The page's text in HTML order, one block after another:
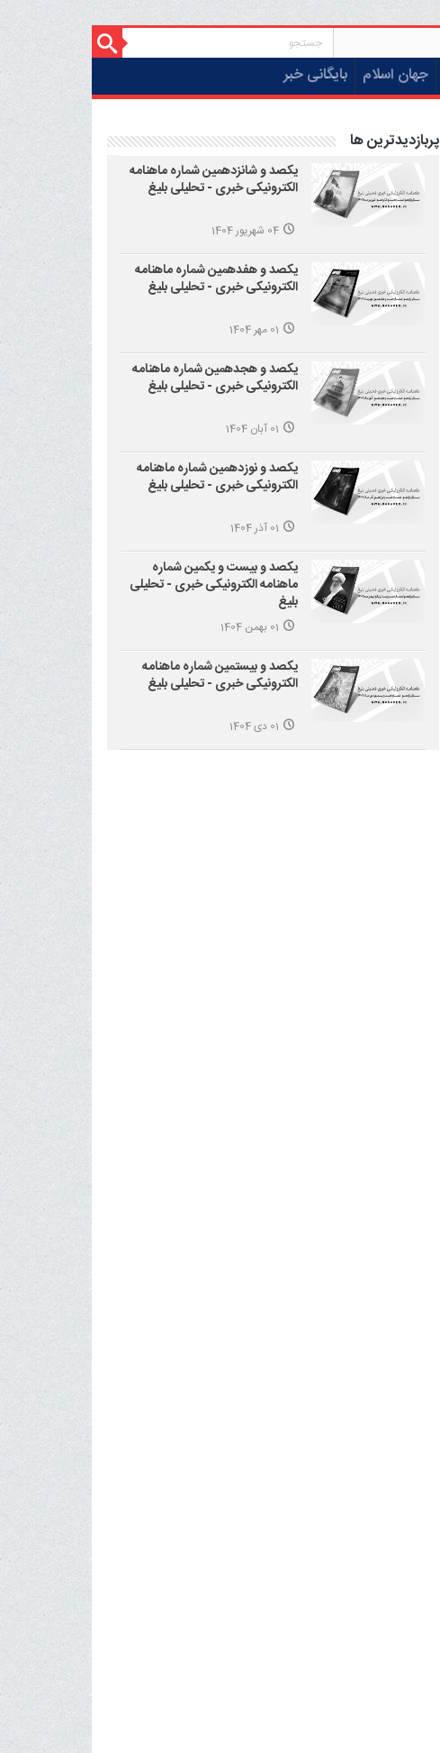
جهان اسلام بایگانی خبر
پربازدیدترین ها
یکصد و شانزدهمین شماره ماهنامه
الکترونیکی خبری - تحلیلی بلیغ
04 شهریور 1404
یکصد و هفدهمین شماره ماهنامه
الکترونیکی خبری - تحلیلی بلیغ
01 مهر 1404
یکصد و هجدهمین شماره ماهنامه
الکترونیکی خبری - تحلیلی بلیغ
01 آبان 1404
یکصد و نوزدهمین شماره ماهنامه
الکترونیکی خبری - تحلیلی بلیغ
01 آذر 1404
یکصد و بیست و یکمین شماره
ماهنامه الکترونیکی خبری - تحلیلی
بلیغ
01 بهمن 1404
یکصد و بیستمین شماره ماهنامه
الکترونیکی خبری - تحلیلی بلیغ
01 دی 1404